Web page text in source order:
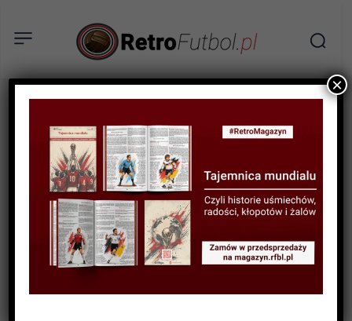
RETROFUTBOL EKSTRA WYWIAD
Sonda w stylu Retro #1 –
Radosław Janukiewicz
×